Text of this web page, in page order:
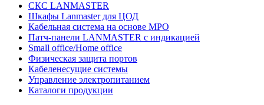
СКС LANMASTER
Шкафы Lanmaster для ЦОД
Кабельная система на основе MPO
Патч-панели LANMASTER с индикацией
Small office/Home office
Физическая защита портов
Кабеленесущие системы
Управление электропитанием
Каталоги продукции